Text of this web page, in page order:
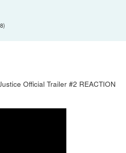
)
Official Trailer #2 REACTION